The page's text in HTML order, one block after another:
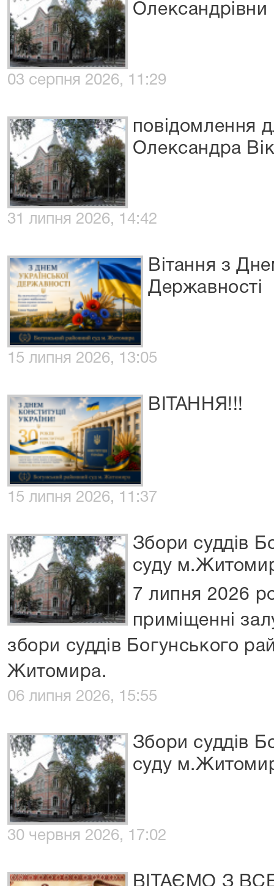
Олександрівни
03 серпня 2026, 11:29
повідомлення
Олександра
31 липня 2026, 14:42
Вітання з
Державності
15 липня 2026, 13:05
ВІТАННЯ!!!
15 липня 2026, 11:37
Збори суддів
суду
7 липня 2026
приміщенні
збори суддів Богунського
Житомира.
06 липня 2026, 15:55
Збори суддів
суду
30 червня 2026, 17:02
ВІТАЄМО З